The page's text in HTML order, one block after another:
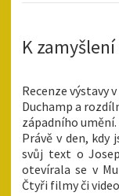
K zamyšlení
Recenze výstavy
Duchamp a
západního umění.
Právě v den, kdy
svůj text o
otevírala se v
Čtyři filmy či